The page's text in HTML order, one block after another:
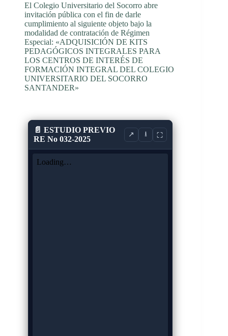
El Colegio Universitario del Socorro abre
invitación pública con el fin de darle
cumplimiento al siguiente objeto bajo la
modalidad de contratación de Régimen
Especial: «ADQUISICIÓN DE KITS
PEDAGÓGICOS INTEGRALES PARA
LOS CENTROS DE INTERÉS DE
FORMACIÓN INTEGRAL DEL COLEGIO
UNIVERSITARIO DEL SOCORRO
SANTANDER»
📄 ESTUDIO PREVIO
RE No 032-2025
↗ ⭳ ⛶